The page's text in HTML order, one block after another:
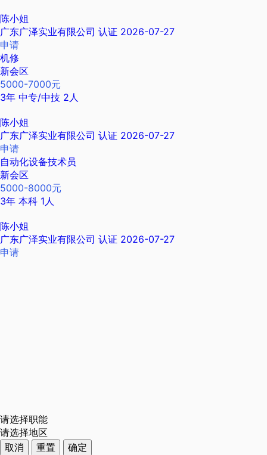
陈小姐
广东广泽实业有限公司 认证 2026-07-27
申请
机修
新会区
5000-7000元
3年 中专/中技 2人
陈小姐
广东广泽实业有限公司 认证 2026-07-27
申请
自动化设备技术员
新会区
5000-8000元
3年 本科 1人
陈小姐
广东广泽实业有限公司 认证 2026-07-27
申请
请选择职能
请选择地区
取消
重置
确定